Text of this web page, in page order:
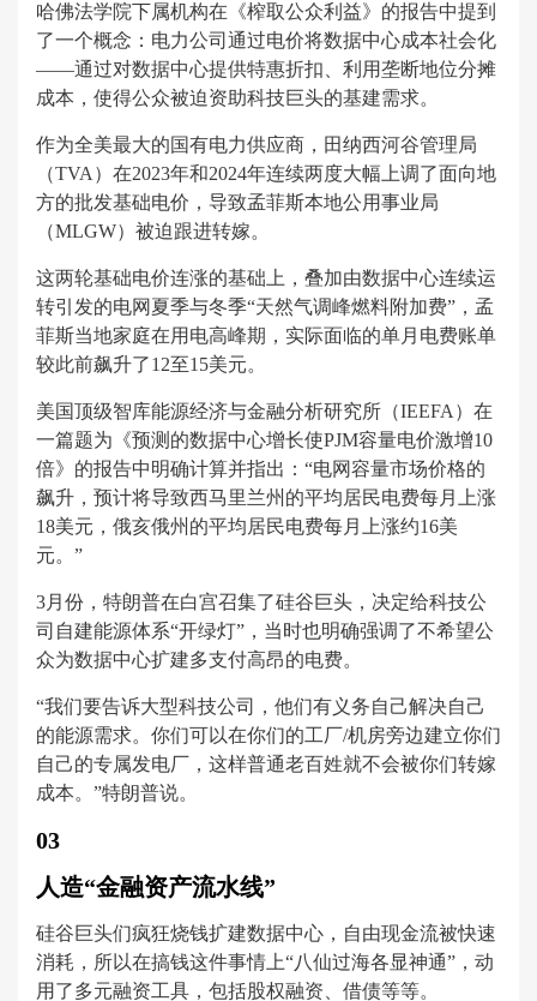
哈佛法学院下属机构在《榨取公众利益》的报告中提到
了一个概念：电力公司通过电价将数据中心成本社会化
——通过对数据中心提供特惠折扣、利用垄断地位分摊
成本，使得公众被迫资助科技巨头的基建需求。
作为全美最大的国有电力供应商，田纳西河谷管理局
（TVA）在2023年和2024年连续两度大幅上调了面向地
方的批发基础电价，导致孟菲斯本地公用事业局
（MLGW）被迫跟进转嫁。
这两轮基础电价连涨的基础上，叠加由数据中心连续运
转引发的电网夏季与冬季“天然气调峰燃料附加费”，孟
菲斯当地家庭在用电高峰期，实际面临的单月电费账单
较此前飙升了12至15美元。
美国顶级智库能源经济与金融分析研究所（IEEFA）在
一篇题为《预测的数据中心增长使PJM容量电价激增10
倍》的报告中明确计算并指出：“电网容量市场价格的
飙升，预计将导致西马里兰州的平均居民电费每月上涨
18美元，俄亥俄州的平均居民电费每月上涨约16美
元。”
3月份，特朗普在白宫召集了硅谷巨头，决定给科技公
司自建能源体系“开绿灯”，当时也明确强调了不希望公
众为数据中心扩建多支付高昂的电费。
“我们要告诉大型科技公司，他们有义务自己解决自己
的能源需求。你们可以在你们的工厂/机房旁边建立你们
自己的专属发电厂，这样普通老百姓就不会被你们转嫁
成本。”特朗普说。
03
人造“金融资产流水线”
硅谷巨头们疯狂烧钱扩建数据中心，自由现金流被快速
消耗，所以在搞钱这件事情上“八仙过海各显神通”，动
用了多元融资工具，包括股权融资、借债等等。